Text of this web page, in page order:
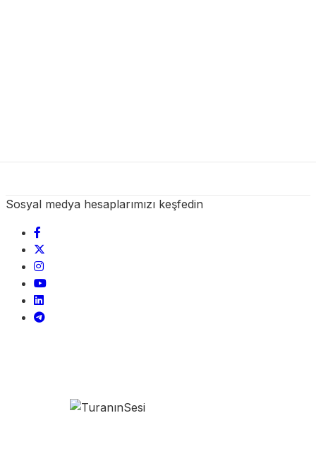
Sosyal medya hesaplarımızı keşfedin